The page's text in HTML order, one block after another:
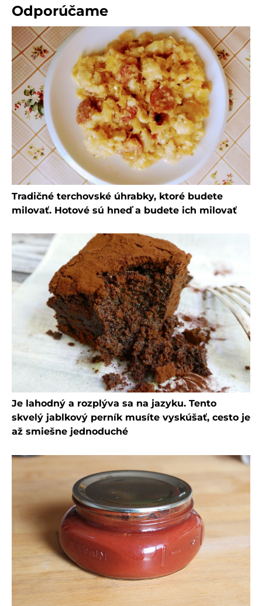
Odporúčame
Tradičné terchovské úhrabky, ktoré budete
milovať. Hotové sú hneď a budete ich milovať
Je lahodný a rozplýva sa na jazyku. Tento
skvelý jablkový perník musíte vyskúšať, cesto je
až smiešne jednoduché